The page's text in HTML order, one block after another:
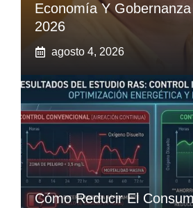
Economía Y
2026
agosto 4, 2026
Cómo Reducir El